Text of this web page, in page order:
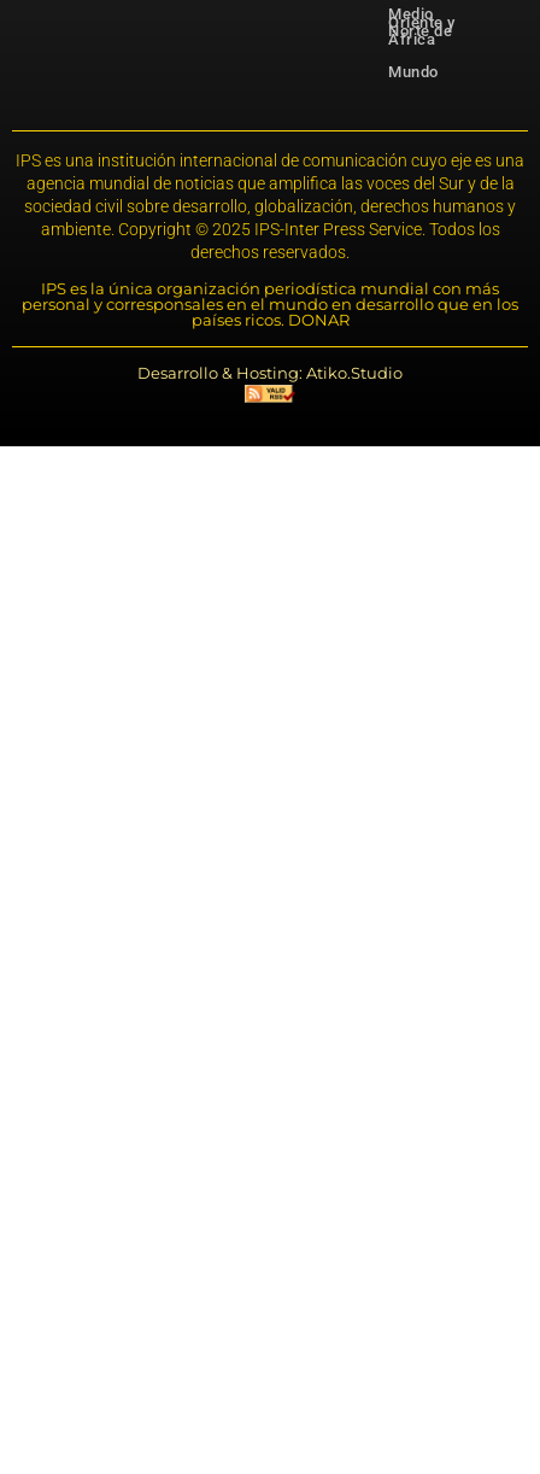
Medio
Oriente y
Norte de
África
Mundo
IPS es una institución internacional de comunicación cuyo eje es una
agencia mundial de noticias que amplifica las voces del Sur y de la
sociedad civil sobre desarrollo, globalización, derechos humanos y
ambiente. Copyright © 2025 IPS-Inter Press Service. Todos los
derechos reservados.
IPS es la única organización periodística mundial con más
personal y corresponsales en el mundo en desarrollo que en los
países ricos. DONAR
Desarrollo & Hosting: Atiko.Studio